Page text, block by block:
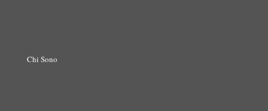
Chi Sono